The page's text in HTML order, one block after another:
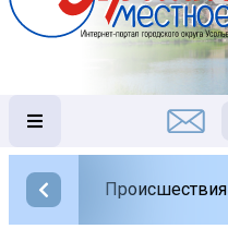
Происшествия